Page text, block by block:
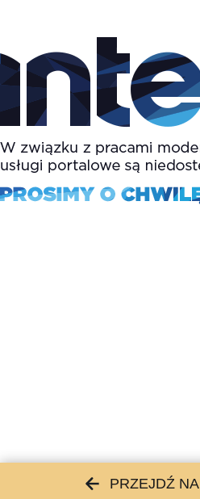
PRZEJDŹ NA